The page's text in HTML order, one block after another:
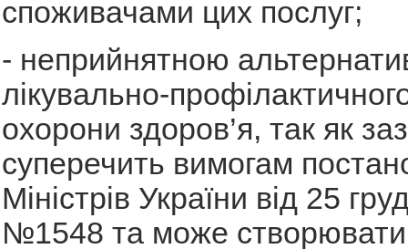
споживачами цих послуг;
- неприйнятною
лікувально-
охорони здоров’я, так як
суперечить вимогам
Міністрів України від 25
№1548 та може